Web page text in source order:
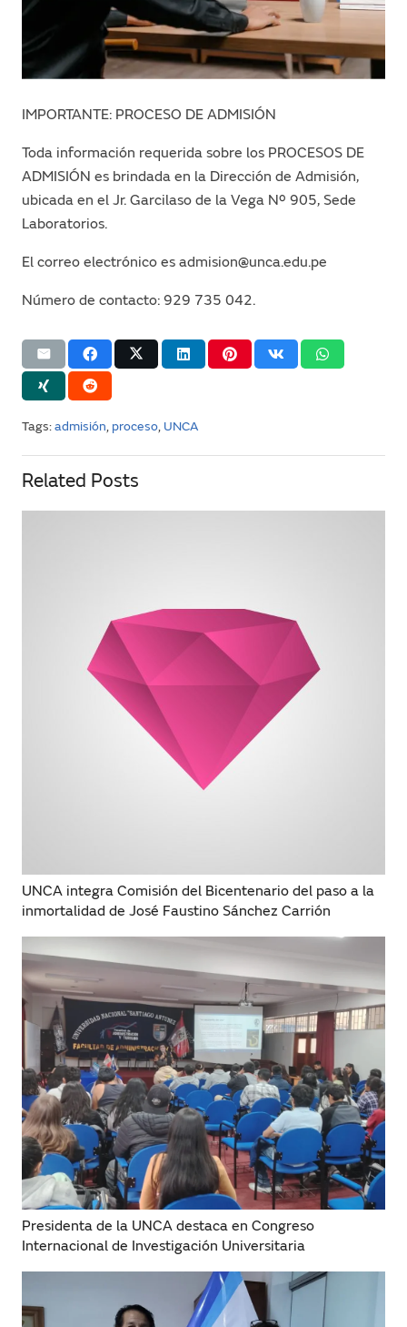
IMPORTANTE: PROCESO DE ADMISIÓN
Toda información requerida sobre los PROCESOS DE
ADMISIÓN es brindada en la Dirección de Admisión,
ubicada en el Jr. Garcilaso de la Vega Nº 905, Sede
Laboratorios.
El correo electrónico es admision@unca.edu.pe
Número de contacto: 929 735 042.
Tags: admisión, proceso, UNCA
Related Posts
UNCA integra Comisión del Bicentenario del paso a la
inmortalidad de José Faustino Sánchez Carrión
Presidenta de la UNCA destaca en Congreso
Internacional de Investigación Universitaria